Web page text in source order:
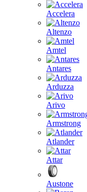
Accelera
Altenzo
Amtel
Antares
Arduzza
Arivo
Armstrong
Atlander
Attar
Austone